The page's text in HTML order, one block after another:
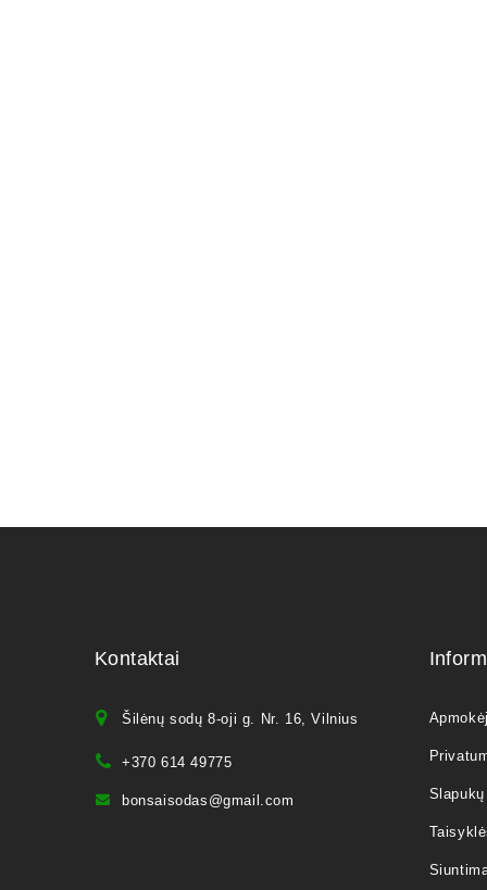
Kontaktai
Šilėnų sodų 8-oji g. Nr. 16, Vilnius
+370 614 49775
bonsaisodas@gmail.com